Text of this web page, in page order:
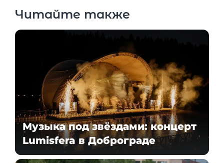
Читайте также
Музыка под звёздами: концерт
Lumisfera в Доброграде